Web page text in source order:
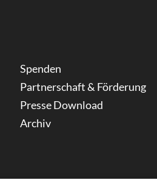
Spenden
Partnerschaft & Förderung
Presse Download
Archiv